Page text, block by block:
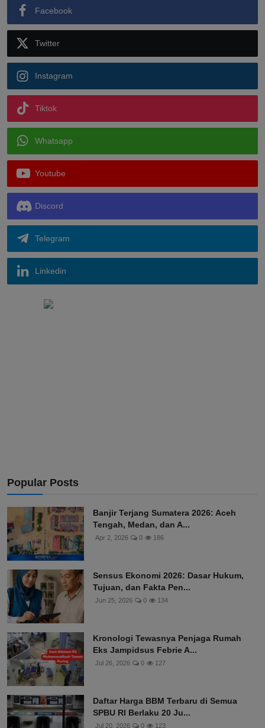
Facebook
Twitter
Instagram
Tiktok
Whatsapp
Youtube
Discord
Telegram
Linkedin
Popular Posts
Banjir Terjang Sumatera 2026: Aceh
Tengah, Medan, dan A...
Apr 2, 2026 0 186
Sensus Ekonomi 2026: Dasar Hukum,
Tujuan, dan Fakta Pen...
Jun 25, 2026 0 134
Kronologi Tewasnya Penjaga Rumah
Eks Jampidsus Febrie A...
Jul 26, 2026 0 127
Daftar Harga BBM Terbaru di Semua
SPBU RI Berlaku 20 Ju...
Jul 20, 2026 0 123